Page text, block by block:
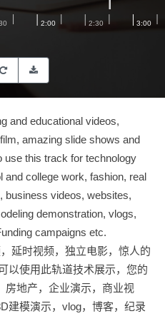
and educational videos,
amazing slide shows and
use this track for technology
college work, fashion, real
business videos, websites,
demonstration, vlogs,
campaigns etc.
延时视频，独立电影，惊人的
以使用此轨道技术展示，您的
房地产，企业演示，商业视
建模演示，vlog，博客，纪录